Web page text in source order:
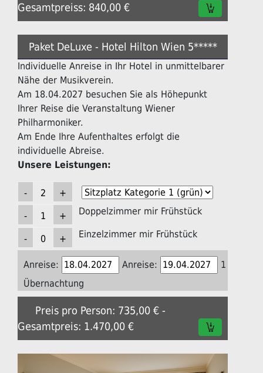
Gesamtpreiss: 840,00 €
Paket DeLuxe - Hotel Hilton Wien 5*****
Individuelle Anreise in Ihr Hotel in unmittelbarer
Nähe der Musikverein.
Am 18.04.2027 besuchen Sie als Höhepunkt
Ihrer Reise die Veranstaltung Wiener
Philharmoniker.
Am Ende Ihre Aufenthaltes erfolgt die
individuelle Abreise.
Unsere Leistungen:
Doppelzimmer mir Frühstück
Einzelzimmer mir Frühstück
Anreise: Anreise:
1
Übernachtung
Preis pro Person: 735,00 € -
Gesamtpreis: 1.470,00 €